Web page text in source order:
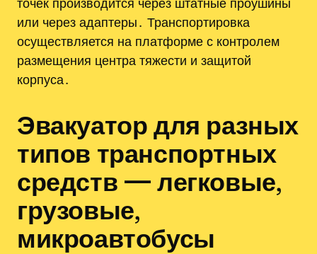
или через адаптеры․ Транспортировка
осуществляется на платформе с контролем
размещения центра тяжести и защитой
корпуса․
Эвакуатор для разных
типов транспортных
средств — легковые,
грузовые,
микроавтобусы